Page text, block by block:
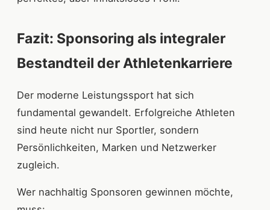
Fazit: Sponsoring als integraler
Bestandteil der Athletenkarriere
Der moderne Leistungssport hat sich
fundamental gewandelt. Erfolgreiche Athleten
sind heute nicht nur Sportler, sondern
Persönlichkeiten, Marken und Netzwerker
zugleich.
Wer nachhaltig Sponsoren gewinnen möchte,